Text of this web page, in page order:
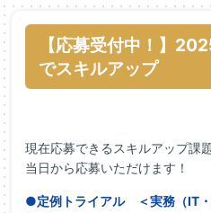
【応募受付中！】
でスキルアップ
現在応募できるスキルアップ課
当日から応募いただけます！
●定例トライアル ＜実務（IT